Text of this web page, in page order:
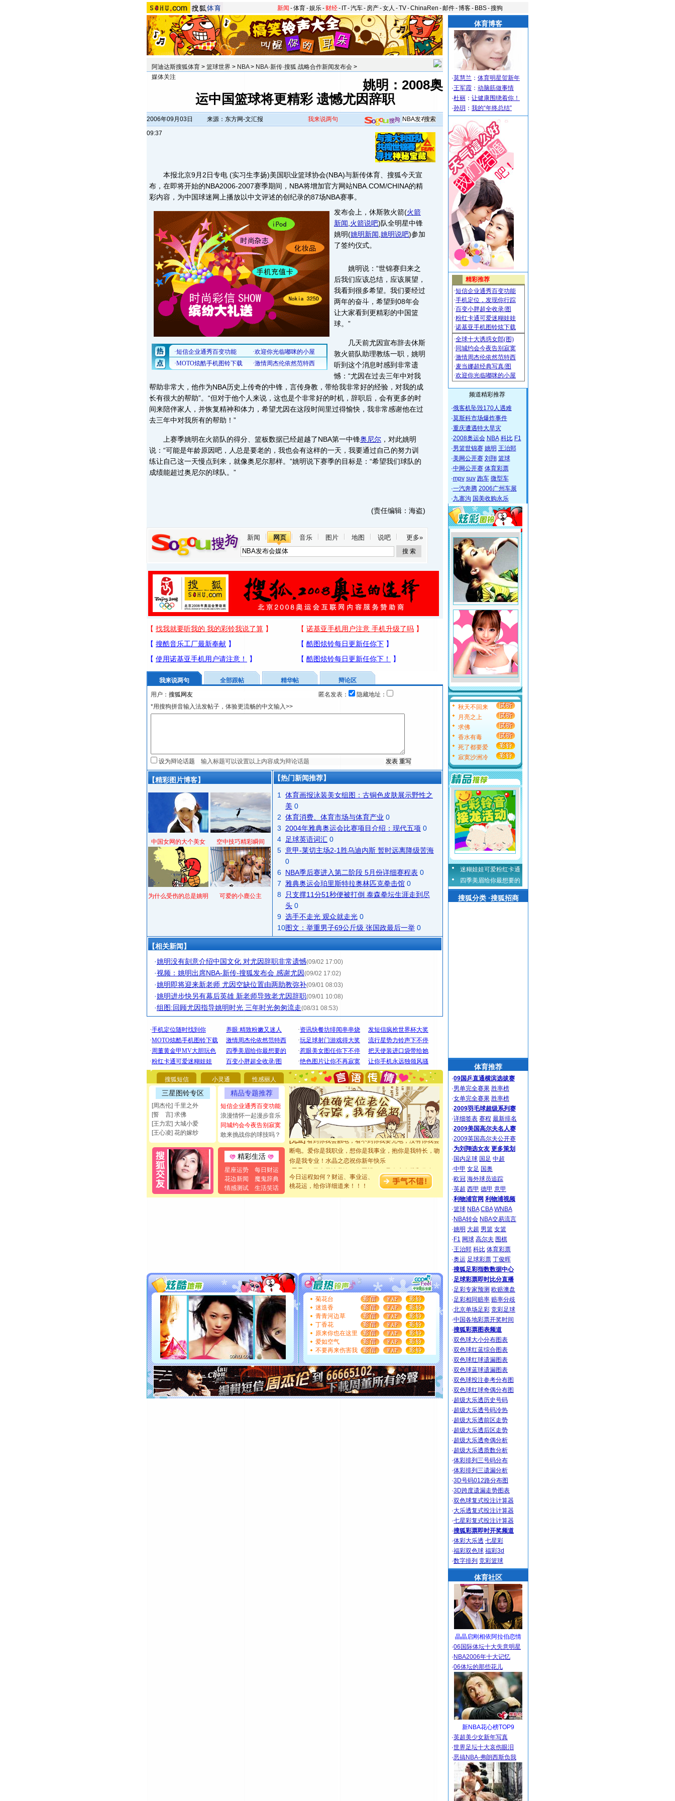
新闻 -体育-娱乐- 财经- IT-汽车- 房产-女人 -TV-ChinaRen -邮件-博客- BBS-搜狗
阿迪达斯搜狐体育 > 篮球世界 > NBA> NBA·新传·搜狐 战略合作新闻发布会 >
媒体关注
姚明：2008奥
运中国篮球将更精彩 遗憾尤因辞职
2006年09月03日
09:37
来源：东方网-文汇报 我来说两句
本报北京9月2日专电 (实习生李扬)美国职业篮球协会(NBA)与新传体育、搜狐今天宣
布，在即将开始的NBA2006-2007赛季期间，NBA将增加官方网站NBA.COM/CHINA的精
彩内容，为中国球迷网上播放以中文评述的创纪录的87场NBA赛事。
发布会上，休斯敦火箭(火箭
新闻 火箭说吧)队全明星中锋
姚明(姚明新闻 姚明说吧)参加
了签约仪式。
姚明说：“世锦赛归来之
后我们应该总结，应该展望，
我看到很多希望。我们要经过
两年的奋斗，希望到08年会
让大家看到更精彩的中国篮
球。”
几天前尤因宣布辞去休斯
敦火箭队助理教练一职，姚明
听到这个消息时感到非常遗
憾：“尤因在过去三年中对我
帮助非常大，他作为NBA历史上传奇的中锋，言传身教，带给我非常好的经验，对我的成
长有很大的帮助”。“但对于他个人来说，这也是个非常好的时机，辞职后，会有更多的时
间来陪伴家人，并恢复精神和体力，希望尤因在这段时间里过得愉快，我非常感谢他在过
去三年中对我所有的帮助！”
上赛季姚明在火箭队的得分、篮板数据已经超越了NBA第一中锋奥尼尔 ，对此姚明
说：“可能是年龄原因吧，人总是要老的，我也会有这样的一天，我要通过自己的努力训
练让自己这一天慢点到来，就像奥尼尔那样。”姚明说下赛季的目标是：“希望我们球队的
成绩能超过奥尼尔的球队。”
(责任编辑：海盗)
新闻 网页 音乐 图片 地图 说吧 更多»
我来说两句 全部跟帖 精华帖
辩论区
用户：
匿名发表：
隐藏地址：
*用搜狗拼音输入法发帖子，体验更流畅的中文输入>>
设为辩论话题
【精彩图片博客】
中国女网的大个美女 空中技巧精彩瞬间
为什么受伤的总是姚明 可爱的小鹿公主
【热门新闻推荐】
1
体育画报泳装美女组图：古铜色皮肤展示野性之
美 0
2 体育消费、体育市场与体育产业 0
3
2004年雅典奥运会比赛项目介绍：现代五项 0
4
足球英语词汇 0
5 意甲-莱切主场2-1胜乌迪内斯 暂时远离降级苦海
0
6 NBA季后赛进入第二阶段 5月份详细赛程表 0
7
雅典奥运会珀里斯特拉奥林匹克拳击馆 0
8
只支撑11分51秒便被打倒 泰森拳坛生涯走到尽
头 0
9 选手不走光 观众就走光 0
10图文：举重男子69公斤级 张国政最后一举 0
【相关新闻】
·姚明没有刻意介绍中国文化 对尤因辞职非常遗憾(09/02 17:00)
·视频：姚明出席NBA-新传-搜狐发布会 感谢尤因(09/02 17:02)
·姚明即将迎来新老师 尤因空缺位置由两助教弥补(09/01 08:03)
·姚明进步快另有幕后英雄 新老师导致老尤因辞职(09/01 10:08)
·组图:回顾尤因指导姚明时光 三年时光匆匆流走(08/31 08:53)
搜狐短信 小灵通 性感丽人
三星图铃专区
[周杰伦] 千里之外
[誓 言] 求佛
[王力宏] 大城小爱
[王心凌] 花的嫁纱
精品专题推荐
短信企业通秀百变功能
浪漫情怀一起漫步音乐
同城约会今夜告别寂寞
敢来挑战你的球技吗？
精彩生活
星座运势
每日财运
花边新闻
魔鬼辞典
情感测试
生活笑话
[圣诞节]圣诞节到了，想想没什么送给你的，又不打算给
你太多，只有给你五千万：千万快乐！千万要健康！千万
要平安！千万要知足！千万不要忘记我！
[圣诞节]不只这样的日子才会想起你,而是这样的日子才
能正大光明地骚扰你,告诉你,圣诞要快乐!新年要快乐!天天
都要快乐噢!
[圣诞节] 奉上一颗祝福的心,在这个特别的日子里,愿幸福,
如意,快乐,鲜花,一切美好的祝愿与你同在.圣诞快乐!
[元旦]看到你我会触电；看不到你我要充电；没有你我会
断电。爱你是我职业，想你是我事业，抱你是我特长，吻
你是我专业！水晶之恋祝你新年快乐
[元旦]如果上天让我许三个愿望，一是今生今世和你在一
起；二是再生再世和你在一起；三是三生三世和你不再分
离。水晶之恋祝你新年快乐
送你一棵薰衣草，愿你新年快乐！
[圣诞节]圣诞节到了，想想没什么送给你的，又不打算给
你太多，只有给你五千万：千万快乐！千万要健康！千万
要平安！千万要知足！千万不要忘记我！
[圣诞节]不只这样的日子才会想起你,而是这样的日子才
能正大光明地骚扰你,告诉你,圣诞要快乐!新年要快乐!天天
都要快乐噢!
[圣诞节]
奉上一颗祝福的心,在这个特别的日子里,愿幸福,
如意,快乐,鲜花,一切美好的祝愿与你同在.圣诞快乐!
[元旦]看到你我会触电；看不到你我要充电；没有你我会
断电。爱你是我职业，想你是我事业，抱你是我特长，吻
你是我专业！水晶之恋祝你新年快乐
[元旦]如果上天让我许三个愿望，一是今生今世和你在一
今日运程如何？财运、事业运、
桃花运，给你详细道来！！！
菊花台
迷迭香
青青河边草
丁香花
原来你也在这里
爱如空气
不要再来伤害我
体育博客
·莫慧兰 ： 体育明星贺新年
·王军霞 ： 动脑筋做事情
·杜丽 ： 让健康围绕着你！
·孙玥 ： 我的“年终总结”
频道精彩推荐
·俄客机坠毁170人遇难
·莫斯科市场爆炸事件
·重庆遭遇特大旱灾
·2008奥运会 NBA 科比 F1
·男篮世锦赛 姚明 王治郅
·美网公开赛 刘翔 篮球
·中网公开赛 体育彩票
·mpv suv 跑车 微型车
·一汽奔腾 2006广州车展
·九寨沟 国美收购永乐
秋天不回来
月亮之上
求佛
香水有毒
死了都要爱
寂寞沙洲冷
迷糊娃娃可爱粉红卡通
四季美眉给你最想要的
搜狐分类 ·搜狐招商
体育推荐
·09国乒直通横滨选拔赛
·男单完全赛果 胜率榜
·女单完全赛果 胜率榜
·2009羽毛球超级系列赛
·详细签表 赛程 最新排名
·2009美国高尔夫名人赛
·2009英国高尔夫公开赛
·为刘翔选女友 更多策划
· 国内足球 国足 中超
·中甲 女足 国奥
·欧冠 海外球员追踪
·英超 西甲 德甲 意甲
·利物浦官网 利物浦视频
·篮球 NBA CBA WNBA
· NBA转会 NBA交易流言
·姚明 大超 男篮 女篮
· F1 网球 高尔夫 围棋
·王治郅 科比 体育彩票
·奥运 足球彩票 丁俊晖
·搜狐足彩指数数据中心
·足球彩票即时比分直播
·足彩专家预测 欧赔澳盘
·足彩相同赔率 赔率分歧
·北京单场足彩 竞彩足球
·中国各地彩票开奖时间
·搜狐彩票图表频道
·双色球大小分布图表
·双色球红蓝综合图表
·双色球红球遗漏图表
·双色球蓝球遗漏图表
·双色球投注参考分布图
·双色球红球奇偶分布图
·超级大乐透历史号码
·超级大乐透号码冷热
·超级大乐透前区走势
·超级大乐透后区走势
·超级大乐透奇偶分析
·超级大乐透质数分析
·体彩排列三号码分布
·体彩排列三遗漏分析
·3D号码012路分布图
·3D跨度遗漏走势图表
·双色球复式投注计算器
·大乐透复式投注计算器
·七星彩复式投注计算器
·搜狐彩票即时开奖频道
·体彩大乐透 七星彩
·福彩双色球 福彩3d
·数字排列 竞彩篮球
体育社区
晶晶启刚相依阿拉伯恋情
·06国际体坛十大失意明星
· NBA2006年十大记忆
·06体坛的那些花儿
新NBA花心榜TOP9
·英超美少女新年写真
·世界足坛十大哀伤眼泪
·恶搞NBA-弗朗西斯负我